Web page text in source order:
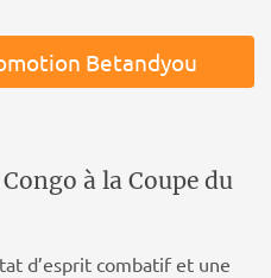
Betandyou
à la Coupe du
d’esprit combatif et une